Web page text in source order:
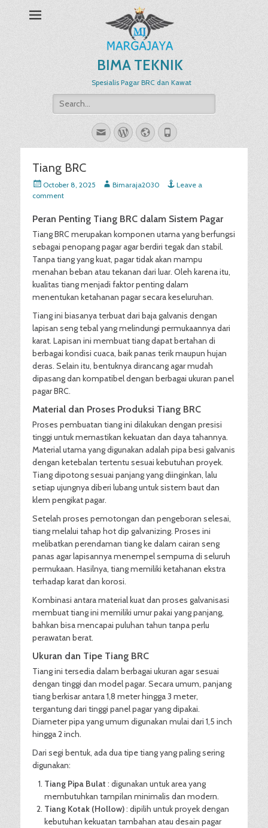
BIMA TEKNIK
Spesialis Pagar BRC dan Kawat
Search
for:
EmailWordPress
WebsitePhone
Tiang BRC
Posted
on
October 8, 2025 AuthorBimaraja2030
Leave a
comment
Peran Penting Tiang BRC dalam Sistem Pagar
Tiang BRC merupakan komponen utama yang berfungsi
sebagai penopang pagar agar berdiri tegak dan stabil.
Tanpa tiang yang kuat, pagar tidak akan mampu
menahan beban atau tekanan dari luar. Oleh karena itu,
kualitas tiang menjadi faktor penting dalam
menentukan ketahanan pagar secara keseluruhan.
Tiang ini biasanya terbuat dari baja galvanis dengan
lapisan seng tebal yang melindungi permukaannya dari
karat. Lapisan ini membuat tiang dapat bertahan di
berbagai kondisi cuaca, baik panas terik maupun hujan
deras. Selain itu, bentuknya dirancang agar mudah
dipasang dan kompatibel dengan berbagai ukuran panel
pagar BRC.
Material dan Proses Produksi Tiang BRC
Proses pembuatan tiang ini dilakukan dengan presisi
tinggi untuk memastikan kekuatan dan daya tahannya.
Material utama yang digunakan adalah pipa besi galvanis
dengan ketebalan tertentu sesuai kebutuhan proyek.
Tiang dipotong sesuai panjang yang diinginkan, lalu
setiap ujungnya diberi lubang untuk sistem baut dan
klem pengikat pagar.
Setelah proses pemotongan dan pengeboran selesai,
tiang melalui tahap hot dip galvanizing. Proses ini
melibatkan perendaman tiang ke dalam cairan seng
panas agar lapisannya menempel sempurna di seluruh
permukaan. Hasilnya, tiang memiliki ketahanan ekstra
terhadap karat dan korosi.
Kombinasi antara material kuat dan proses galvanisasi
membuat tiang ini memiliki umur pakai yang panjang,
bahkan bisa mencapai puluhan tahun tanpa perlu
perawatan berat.
Ukuran dan Tipe Tiang BRC
Tiang ini tersedia dalam berbagai ukuran agar sesuai
dengan tinggi dan model pagar. Secara umum, panjang
tiang berkisar antara 1,8 meter hingga 3 meter,
tergantung dari tinggi panel pagar yang dipakai.
Diameter pipa yang umum digunakan mulai dari 1,5 inch
hingga 2 inch.
Dari segi bentuk, ada dua tipe tiang yang paling sering
digunakan:
Tiang Pipa Bulat : digunakan untuk area yang
membutuhkan tampilan minimalis dan modern.
Tiang Kotak (Hollow): dipilih untuk proyek dengan
kebutuhan kekuatan tambahan atau desain pagar